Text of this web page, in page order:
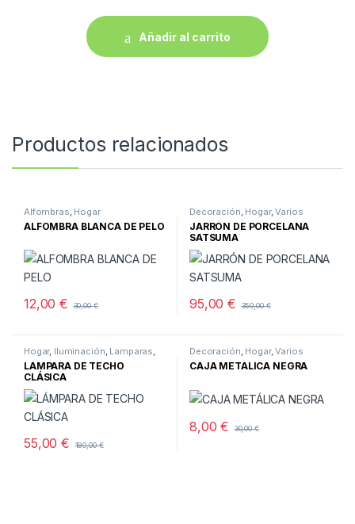
Añadir al carrito
Productos relacionados
Alfombras, Hogar
ALFOMBRA BLANCA DE PELO
12,00€ 30,00€
Decoración, Hogar,Varios
JARRÓN DE PORCELANA
SATSUMA
95,00€ 350,00€
Hogar, Iluminación Lamparas
Techo
LÁMPARA DE TECHO
CLÁSICA
55,00€ 180,00€
Decoración Hogar,Varios
CAJA METÁLICA NEGRA
8,00€ 30,00€